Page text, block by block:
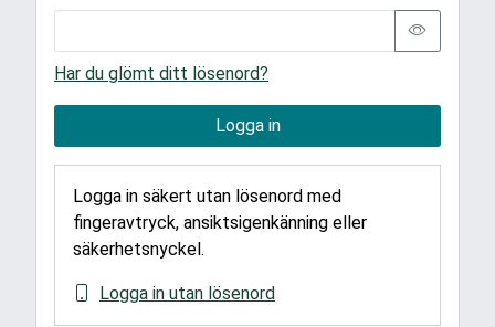
Har du glömt ditt lösenord?
Logga in
Logga in säkert utan lösenord med
fingeravtryck, ansiktsigenkänning eller
säkerhetsnyckel.
Logga in utan lösenord